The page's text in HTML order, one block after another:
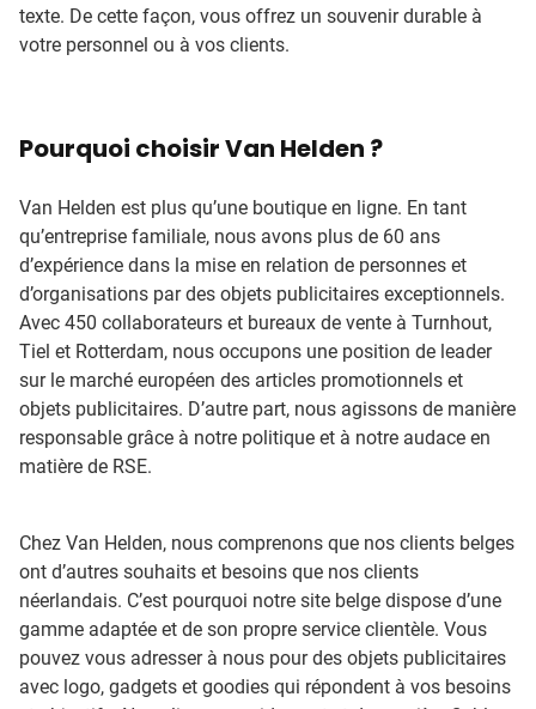
texte. De cette façon, vous offrez un souvenir durable à
votre personnel ou à vos clients.
Pourquoi choisir Van Helden ?
Van Helden est plus qu’une boutique en ligne. En tant
qu’entreprise familiale, nous avons plus de 60 ans
d’expérience dans la mise en relation de personnes et
d’organisations par des objets publicitaires exceptionnels.
Avec 450 collaborateurs et bureaux de vente à Turnhout,
Tiel et Rotterdam, nous occupons une position de leader
sur le marché européen des articles promotionnels et
objets publicitaires. D’autre part, nous agissons de manière
responsable grâce à notre politique et à notre audace en
matière de RSE.
Chez Van Helden, nous comprenons que nos clients belges
ont d’autres souhaits et besoins que nos clients
néerlandais. C’est pourquoi notre site belge dispose d’une
gamme adaptée et de son propre service clientèle. Vous
pouvez vous adresser à nous pour des objets publicitaires
avec logo, gadgets et goodies qui répondent à vos besoins